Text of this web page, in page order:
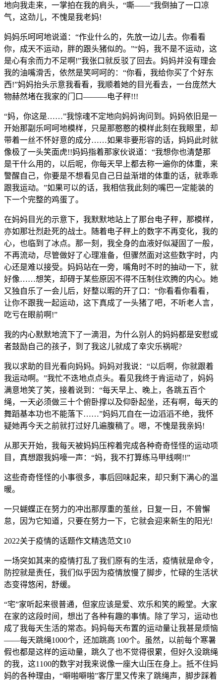
地向我走来，一掌拍在我的肩头，“嘶——”我倒抽了一口凉
气，这劲儿，不愧是我老妈!
妈妈乐呵呵地说道：“作业什么的，先放一边儿去。你看看
你，成天不运动，胖的跟头猪似的。”“妈，我不是不运动，这
是心有余而力不足啊!”我张口就反驳了回去。妈妈并没有理会
我的油嘴滑舌，依然是笑呵呵的：“你看，我给你买了个好东
西!”妈妈抬头示意我看看，我顺着她的目光看去，一台庞然大
物赫然堵在我家的门口———电子秤!!!
“妈，你这是……”我惊魂不定地向妈妈询问到。妈妈依旧是一
开始那副乐呵呵地模样，只是那憨憨的模样此刻在我眼里，却
带着一丝不怀好意的成分……如果非要形容的话，妈妈此时就
像极了一头笑面虎!!妈妈指着那家伙说道：“我想你也清楚那
是干什么用的，以后呢，你每天早上都去称一遍你的体重，来
警醒自己，你要是不想看见自己日益渐增的体重的话，就乖乖
跟我运动。”如果可以的话，我相信我此刻的嘴巴一定能装的
下一个完整的鸡蛋了。
在妈妈目光的示意下，我默默地站上了那台电子秤，那模样，
亦如那壮烈赴死的战士。随着电子秤上的数字不再变化，我的
心，也临到了冰点。那一刻，我全身的血液好似凝固了一般，
不再流动，尽管做好了心理准备，但骤然面对这些数字时，内
心还是难以接受。妈妈站在一旁，嘴角时不时的抽动一下，就
好像……想笑，却碍于某些原因不得不压制住欢腾的内心。她
又独自乐了一会儿后，好整以暇的开了口：“你看看你看看，
让你不跟我一起运动，这下真成了一头猪了吧，不听老人言，
吃亏在眼前啊!”
我的内心默默地流下了一滴泪，为什么别人的妈妈都是安慰或
者鼓励自己的孩子，到了我这儿就成了幸灾乐祸呢?
我以求助的目光看向妈妈。妈妈对我说：“以后啊，你就跟着
我运动啊。”我忙不迭地点点头。看见我终于肯运动了，妈妈
满意地笑了笑，接着说到：“每天早上、晚上，各跳五百个
绳，一天必须做三十个俯卧撑以及仰卧起坐，还有啊，每天的
舞蹈基本功也不能落下……”妈妈兀自在一边滔滔不绝，我怀
疑她再今天之前就打过好几遍腹稿了。嗯，不愧是我亲妈!
从那天开始，我每天被妈妈压榨着完成各种奇奇怪怪的运动项
目，真想跟我妈嚎一声：“妈，我不打算练马甲线啊!!”
这些奇奇怪怪的小事很多，事后回味起来，却只剩下满心的温
暖。
一只蝴蝶正在努力的冲出那厚重的茧丝，日复一日，不曾懈
怠，因为它知道，只要在努力一下，它就会迎来新生的阳光!
2022关于疫情的话题作文精选范文10
一场突如其来的疫情打乱了我们原有的生活，疫情就是命令，
防控就是责任，我们似乎因为疫情放慢了脚步，忙碌的生活状
态变得悠闲，舒缓。
“宅”家听起来很普通，但家应该是爱、欢乐和笑的殿堂。大家
在家的这段时间，想出了各种有趣的事情。除了学习，运动也
成了我每天生活的常态。妈妈每天布置的运动量让我甚是烦恼
——每天跳绳1000个，还加跳高 100个。虽然，以前每个寒暑
假也都是这样的运动量，跳久了也不觉得很累，但好久没跳绳
的我，这1100的数字对我来说像一座大山压在身上。抵不住妈
妈的各种理由，“噼啪噼啪”客厅里又传来了跳绳声，脚步踩着